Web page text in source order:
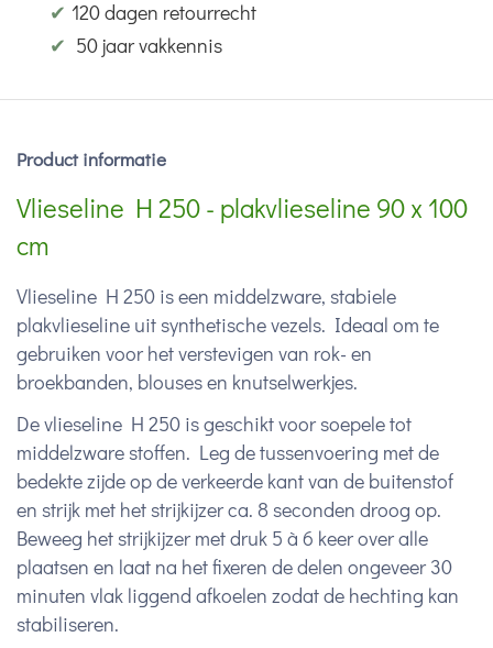
✔ 120 dagen retourrecht
✔ 50 jaar vakkennis
Product informatie
Vlieseline H 250 - plakvlieseline 90 x 100
cm
Vlieseline H 250 is een middelzware, stabiele
plakvlieseline uit synthetische vezels. Ideaal om te
gebruiken voor het verstevigen van rok- en
broekbanden, blouses en knutselwerkjes.
De vlieseline H 250 is geschikt voor soepele tot
middelzware stoffen. Leg de tussenvoering met de
bedekte zijde op de verkeerde kant van de buitenstof
en strijk met het strijkijzer ca. 8 seconden droog op.
Beweeg het strijkijzer met druk 5 à 6 keer over alle
plaatsen en laat na het fixeren de delen ongeveer 30
minuten vlak liggend afkoelen zodat de hechting kan
stabiliseren.